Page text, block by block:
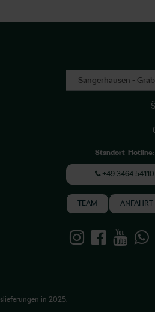
Standort-Hotline:
+49 3464 54110
TEAM ANFAHRT
in 2025.